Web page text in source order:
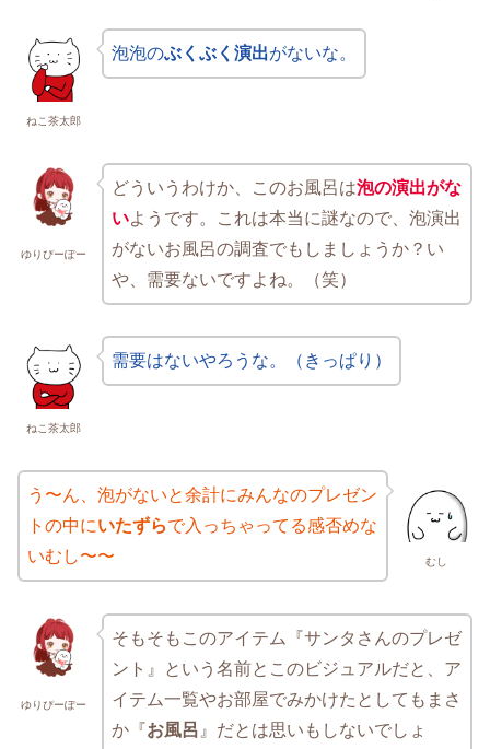
ねこ茶太郎
泡泡のぶくぶく演出がないな。
ゆりぴーぽー
どういうわけか、このお風呂は泡の演出がな
いようです。これは本当に謎なので、泡演出
がないお風呂の調査でもしましょうか？い
や、需要ないですよね。（笑）
ねこ茶太郎
需要はないやろうな。（きっぱり）
むし
う〜ん、泡がないと余計にみんなのプレゼン
トの中にいたずらで入っちゃってる感否めな
いむし〜〜
ゆりぴーぽー
そもそもこのアイテム『サンタさんのプレゼ
ント』という名前とこのビジュアルだと、ア
イテム一覧やお部屋でみかけたとしてもまさ
か『お風呂 』だとは思いもしないでしょ